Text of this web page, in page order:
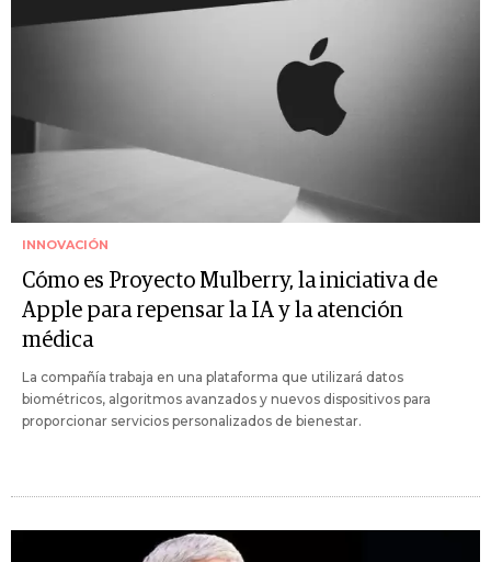
INNOVACIÓN
Cómo es Proyecto Mulberry, la iniciativa de
Apple para repensar la IA y la atención
médica
La compañía trabaja en una plataforma que utilizará datos
biométricos, algoritmos avanzados y nuevos dispositivos para
proporcionar servicios personalizados de bienestar.